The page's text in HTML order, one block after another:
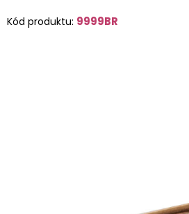
Kód produktu: 9999BR